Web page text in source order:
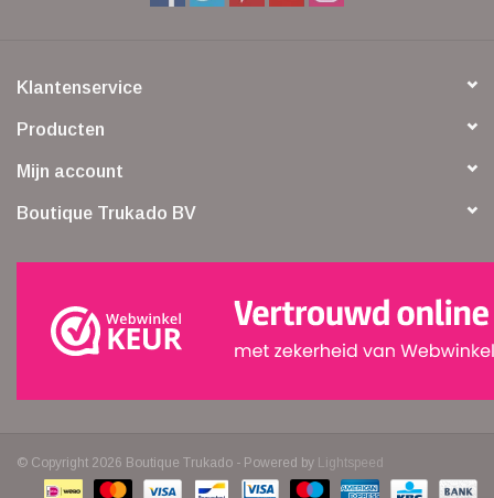
Klantenservice
Producten
Mijn account
Boutique Trukado BV
© Copyright 2026 Boutique Trukado - Powered by Lightspeed